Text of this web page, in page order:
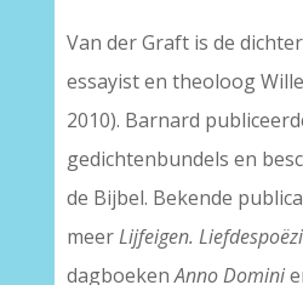
Van der Graft is de
essayist en theoloog
2010). Barnard
gedichtenbundels en
de Bijbel. Bekende
meerLijfeigen.
dagboekenAnno Domini